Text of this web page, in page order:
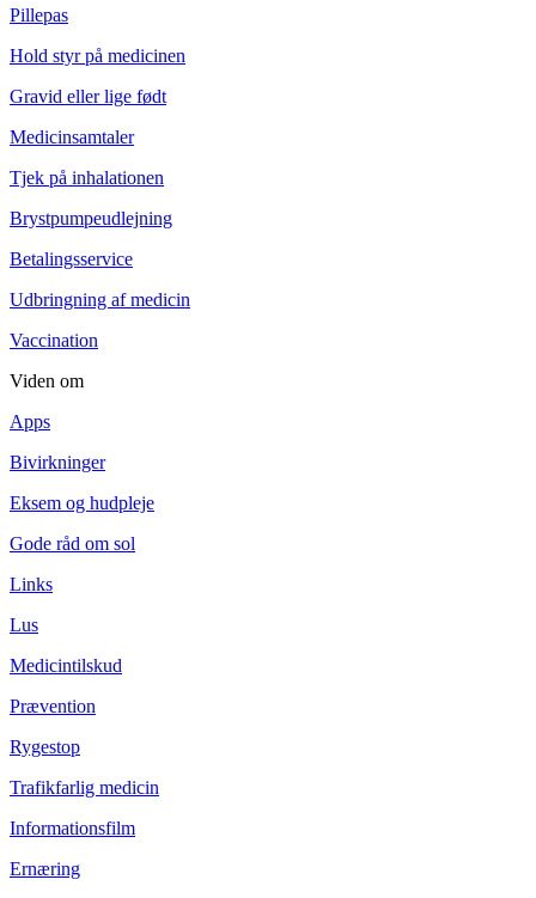
Pillepas
Hold styr på medicinen
Gravid eller lige født
Medicinsamtaler
Tjek på inhalationen
Brystpumpeudlejning
Betalingsservice
Udbringning af medicin
Vaccination
Viden om
Apps
Bivirkninger
Eksem og hudpleje
Gode råd om sol
Links
Lus
Medicintilskud
Prævention
Rygestop
Trafikfarlig medicin
Informationsfilm
Ernæring